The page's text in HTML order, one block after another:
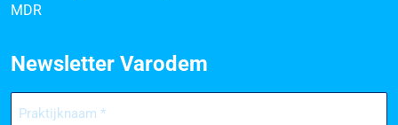
MDR
Newsletter Varodem
Praktijknaam
(Nécessaire)